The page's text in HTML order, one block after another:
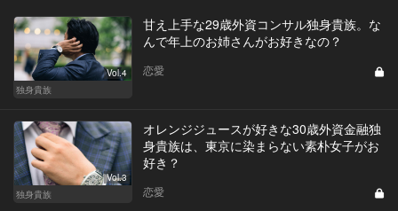
Vol.4
独身貴族
甘え上手な29歳外資コンサル独身貴族。な
んで年上のお姉さんがお好きなの？
恋愛
Vol.3
独身貴族
オレンジジュースが好きな30歳外資金融独
身貴族は、東京に染まらない素朴女子がお
好き？
恋愛